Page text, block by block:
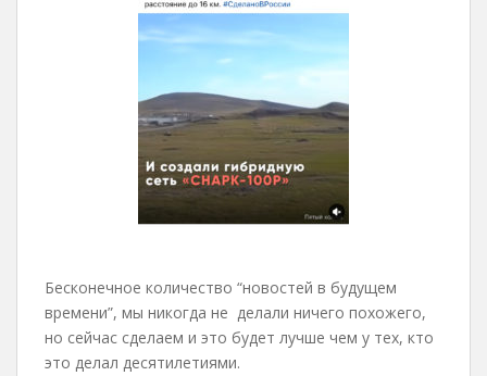
Бесконечное количество “новостей в будущем
времени”, мы никогда не делали ничего похожего,
но сейчас сделаем и это будет лучше чем у тех, кто
это делал десятилетиями.